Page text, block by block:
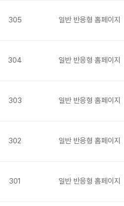
305 일반 반응형 홈페이지
304 일반 반응형 홈페이지
303 일반 반응형 홈페이지
302 일반 반응형 홈페이지
301 일반 반응형 홈페이지